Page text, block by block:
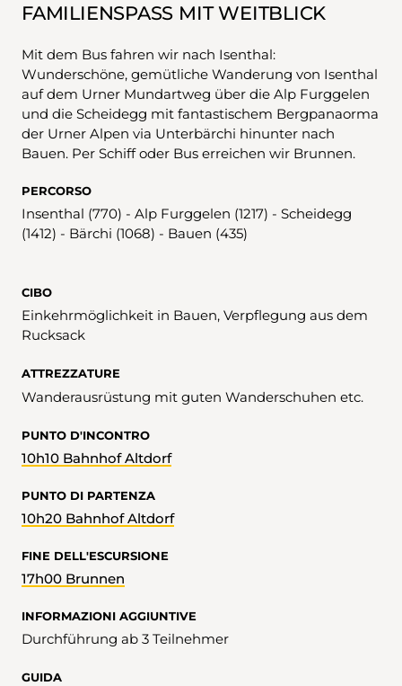
FAMILIENSPASS MIT WEITBLICK
Mit dem Bus fahren wir nach Isenthal:
Wunderschöne, gemütliche Wanderung von Isenthal
auf dem Urner Mundartweg über die Alp Furggelen
und die Scheidegg mit fantastischem Bergpanaorma
der Urner Alpen via Unterbärchi hinunter nach
Bauen. Per Schiff oder Bus erreichen wir Brunnen.
PERCORSO
Insenthal (770) - Alp Furggelen (1217) - Scheidegg
(1412) - Bärchi (1068) - Bauen (435)
CIBO
Einkehrmöglichkeit in Bauen, Verpflegung aus dem
Rucksack
ATTREZZATURE
Wanderausrüstung mit guten Wanderschuhen etc.
PUNTO D'INCONTRO
10h10 Bahnhof Altdorf
PUNTO DI PARTENZA
10h20 Bahnhof Altdorf
FINE DELL'ESCURSIONE
17h00 Brunnen
INFORMAZIONI AGGIUNTIVE
Durchführung ab 3 Teilnehmer
GUIDA